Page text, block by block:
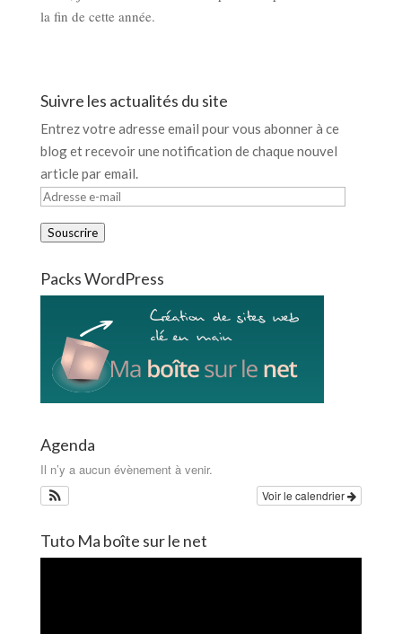
la fin de cette année.
Suivre les actualités du site
Entrez votre adresse email pour vous abonner à ce
blog et recevoir une notification de chaque nouvel
article par email.
Adresse
mail
Souscrire
Packs WordPress
Agenda
Il n’y a aucun évènement à venir.
Voir le calendrier
Tuto Ma boîte sur le net